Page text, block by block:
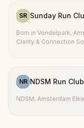
SR Sunday Run
Born in Vondelpark,
Clarity & Connection
NR NDSM Run Club
NDSM, Amsterdam